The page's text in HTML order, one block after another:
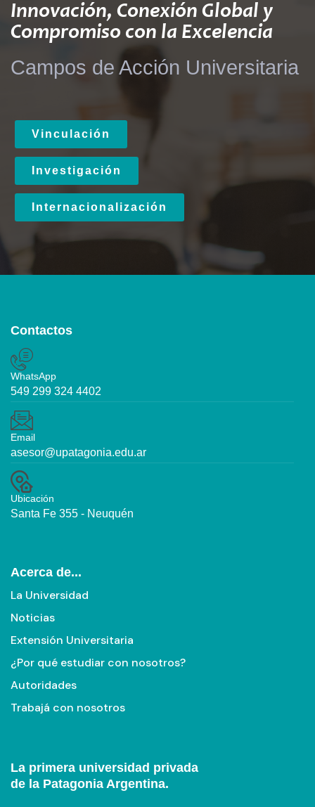
Innovación, Conexión Global y
Compromiso con la Excelencia
Campos de Acción Universitaria
Vinculación
Investigación
Internacionalización
Contactos
WhatsApp
549 299 324 4402
Email
asesor@upatagonia.edu.ar
Ubicación
Santa Fe 355 - Neuquén
Acerca de...
La Universidad
Noticias
Extensión Universitaria
¿Por qué estudiar con nosotros?
Autoridades
Trabajá con nosotros
La primera universidad privada
de la Patagonia Argentina.